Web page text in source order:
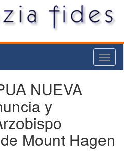
NUEVA
y
Mount Hagen